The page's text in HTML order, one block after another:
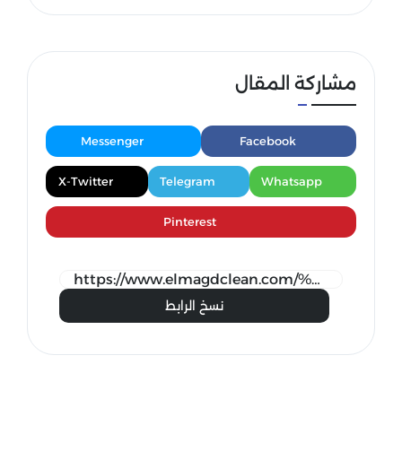
مشاركة المقال
Facebook
Messenger
Whatsapp
Telegram
X-Twitter
Pinterest
نسخ الرابط